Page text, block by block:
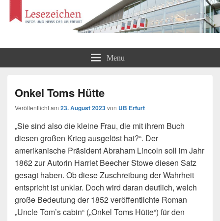
Lesezeichen Menu
Onkel Toms Hütte
Veröffentlicht am 23. August 2023von UB Erfurt
„Sie sind also die kleine Frau, die mit ihrem Buch
diesen großen Krieg ausgelöst hat?“. Der
amerikanische Präsident Abraham Lincoln soll im Jahr
1862 zur Autorin Harriet Beecher Stowe diesen Satz
gesagt haben. Ob diese Zuschreibung der Wahrheit
entspricht ist unklar. Doch wird daran deutlich, welch
große Bedeutung der 1852 veröffentlichte Roman
„Uncle Tom’s cabin“ („Onkel Toms Hütte“) für den